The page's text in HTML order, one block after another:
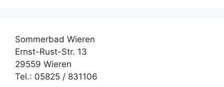
Sommerbad Wieren
Ernst-Rust-Str. 13
29559 Wieren
Tel.: 05825 / 831106